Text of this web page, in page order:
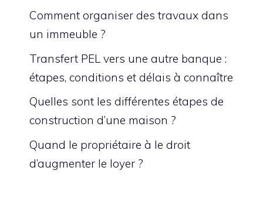
Comment organiser des travaux dans
un immeuble ?
Transfert PEL vers une autre banque :
étapes, conditions et délais à connaître
Quelles sont les différentes étapes de
construction d’une maison ?
Quand le propriétaire à le droit
d’augmenter le loyer ?